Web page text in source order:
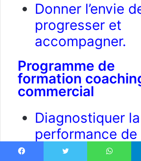
Donner l’envie
progresser et
accompagner.
Programme de
formation
commercial
Diagnostiquer la
performance
membre de son